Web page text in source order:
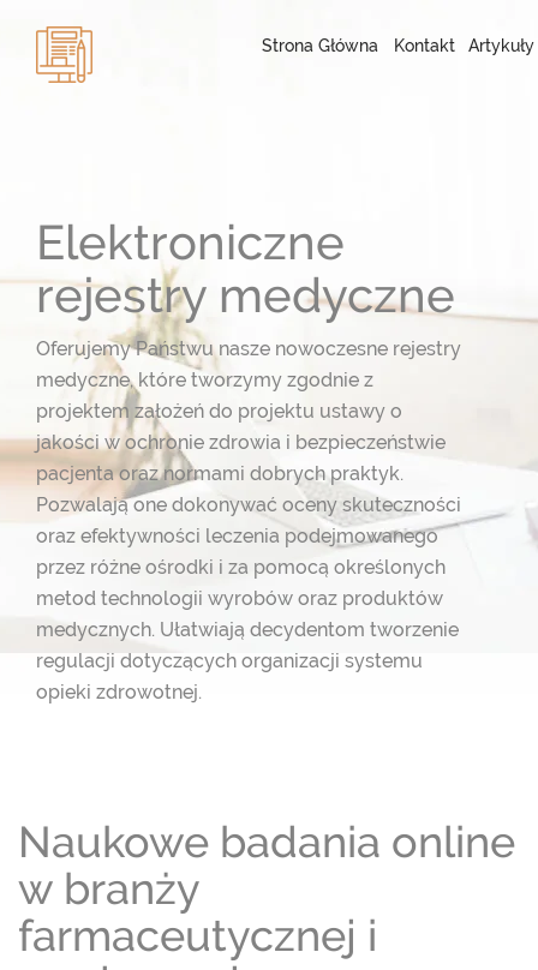
Strona Główna Kontakt Artykuły
Elektroniczne
rejestry medyczne
Oferujemy Państwu nasze nowoczesne rejestry
medyczne, które tworzymy zgodnie z
projektem założeń do projektu ustawy o
jakości w ochronie zdrowia i bezpieczeństwie
pacjenta oraz normami dobrych praktyk.
Pozwalają one dokonywać oceny skuteczności
oraz efektywności leczenia podejmowanego
przez różne ośrodki i za pomocą określonych
metod technologii wyrobów oraz produktów
medycznych. Ułatwiają decydentom tworzenie
regulacji dotyczących organizacji systemu
opieki zdrowotnej.
Naukowe badania online
w branży
farmaceutycznej i